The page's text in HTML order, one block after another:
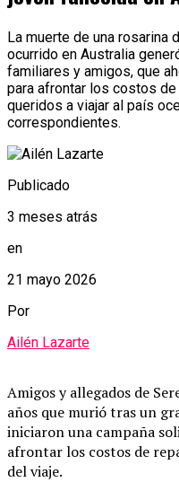
La muerte de una rosarina
ocurrido en Australia
familiares y amigos, que
para afrontar los costos
queridos a viajar al país
correspondientes.
Publicado
3 meses atrás
en
21 mayo 2026
Por
Ailén Lazarte
Amigos y allegados de
años que murió tras un
iniciaron una campaña
afrontar los costos de
del viaje.